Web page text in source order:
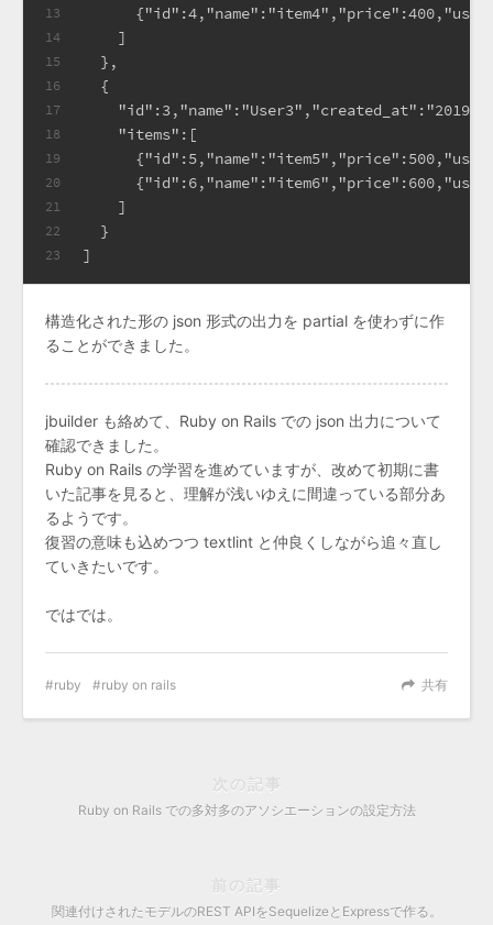
13
14
15
16
17
18
19
20
21
22
23
    ]
  },
  {
"id":3,"name":"User3","created_at":"2019-
    "items":[
    ]
  }
]
構造化された形の json 形式の出力を partial を使わずに作
ることができました。
jbuilder も絡めて、Ruby on Rails での json 出力について
確認できました。
Ruby on Rails の学習を進めていますが、改めて初期に書
いた記事を見ると、理解が浅いゆえに間違っている部分あ
るようです。
復習の意味も込めつつ textlint と仲良くしながら追々直し
ていきたいです。
ではでは。
共有
ruby ruby on rails
次の記事
Ruby on Rails での多対多のアソシエーションの設定方法
前の記事
関連付けされたモデルのREST APIをSequelizeとExpressで作る。